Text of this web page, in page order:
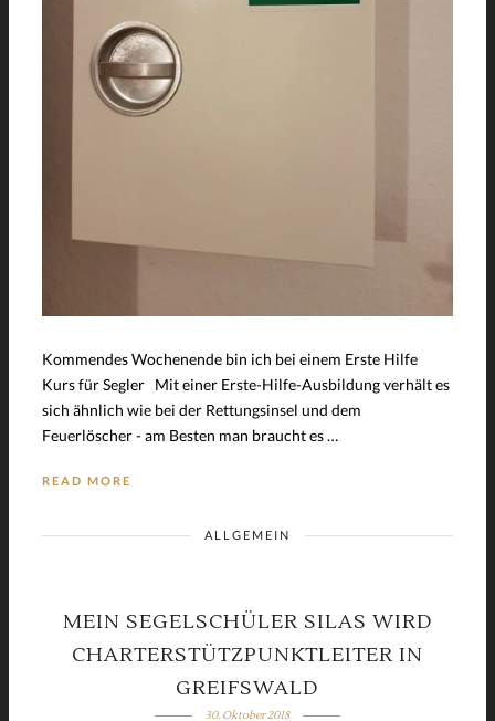
Kommendes Wochenende bin ich bei einem Erste Hilfe
Kurs für Segler Mit einer Erste-Hilfe-Ausbildung verhält es
sich ähnlich wie bei der Rettungsinsel und dem
Feuerlöscher - am Besten man braucht es …
READ MORE
ALLGEMEIN
MEIN SEGELSCHÜLER SILAS WIRD
CHARTERSTÜTZPUNKTLEITER IN
GREIFSWALD
30. Oktober 2018